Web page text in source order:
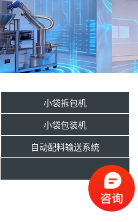
小袋拆包机
小袋包装机
自动配料输送系统